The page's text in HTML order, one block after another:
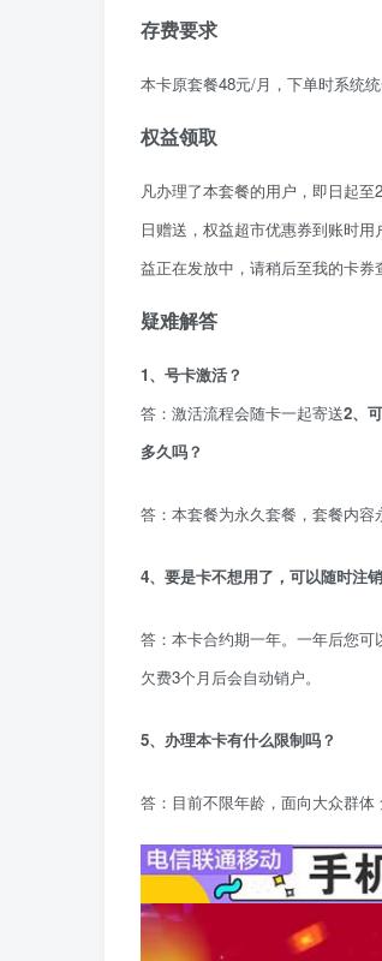
存费要求
本卡原套餐48元/月，下单时系统
权益领取
凡办理了本套餐的用户，即日起
日赠送，权益超市优惠券到账时
益正在发放中，请稍后至我的卡
疑难解答
1、号卡激活？
答：激活流程会随卡一起寄送2、
多久吗？
答：本套餐为永久套餐，套餐内容
4、要是卡不想用了，可以随时注
答：本卡合约期一年。一年后您
欠费3个月后会自动销户。
5、办理本卡有什么限制吗？
答：目前不限年龄，面向大众群